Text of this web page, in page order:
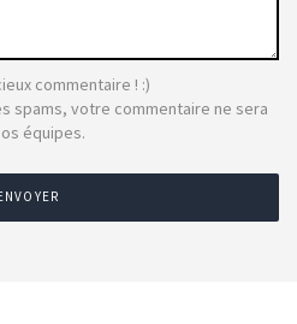
commentaire ! :)
spams, votre commentaire ne sera
équipes.